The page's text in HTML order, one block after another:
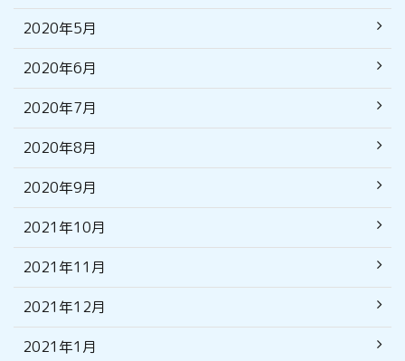
2020年5月
2020年6月
2020年7月
2020年8月
2020年9月
2021年10月
2021年11月
2021年12月
2021年1月